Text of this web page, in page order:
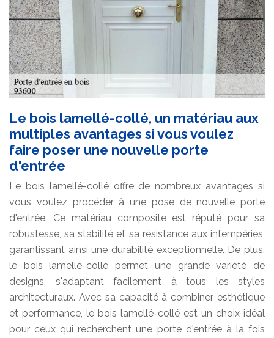
Le bois lamellé-collé, un matériau aux
multiples avantages si vous voulez
faire poser une nouvelle porte
d'entrée
Le bois lamellé-collé offre de nombreux avantages si
vous voulez procéder à une pose de nouvelle porte
d'entrée. Ce matériau composite est réputé pour sa
robustesse, sa stabilité et sa résistance aux intempéries,
garantissant ainsi une durabilité exceptionnelle. De plus,
le bois lamellé-collé permet une grande variété de
designs, s'adaptant facilement à tous les styles
architecturaux. Avec sa capacité à combiner esthétique
et performance, le bois lamellé-collé est un choix idéal
pour ceux qui recherchent une porte d'entrée à la fois